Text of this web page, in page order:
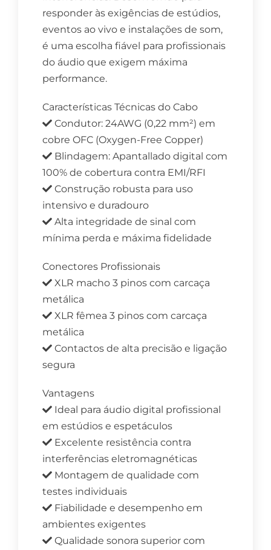
responder às exigências de estúdios,
eventos ao vivo e instalações de som,
é uma escolha fiável para profissionais
do áudio que exigem máxima
performance.
Características Técnicas do Cabo
Condutor: 24AWG (0,22 mm²) em
cobre OFC (Oxygen-Free Copper)
Blindagem: Apantallado digital com
100% de cobertura contra EMI/RFI
Construção robusta para uso
intensivo e duradouro
Alta integridade de sinal com
mínima perda e máxima fidelidade
Conectores Profissionais
XLR macho 3 pinos com carcaça
metálica
XLR fêmea 3 pinos com carcaça
metálica
Contactos de alta precisão e ligação
segura
Vantagens
Ideal para áudio digital profissional
em estúdios e espetáculos
Excelente resistência contra
interferências eletromagnéticas
Montagem de qualidade com
testes individuais
Fiabilidade e desempenho em
ambientes exigentes
Qualidade sonora superior com